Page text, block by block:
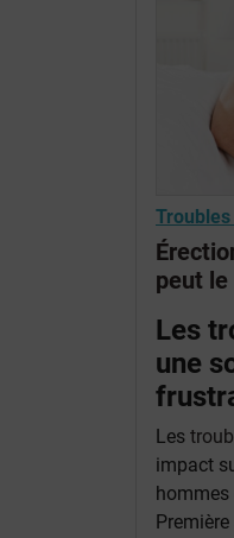
peut le
Les
une
Les
impact